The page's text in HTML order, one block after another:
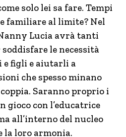
solo lei sa fare. Tempi
familiare al limite? Nel
Lucia avrà tanti
le necessità
figli e aiutarli a
che spesso minano
Saranno proprio i
con l’educatrice
all’interno del nucleo
loro armonia.